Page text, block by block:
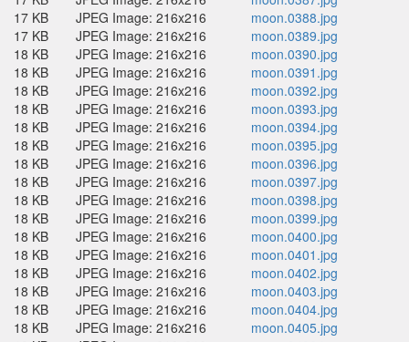
17 KB
JPEG Image: 216x216
moon.0388.jpg
17 KB
JPEG Image: 216x216
moon.0389.jpg
18 KB
JPEG Image: 216x216
moon.0390.jpg
18 KB
JPEG Image: 216x216
moon.0391.jpg
18 KB
JPEG Image: 216x216
moon.0392.jpg
18 KB
JPEG Image: 216x216
moon.0393.jpg
18 KB
JPEG Image: 216x216
moon.0394.jpg
18 KB
JPEG Image: 216x216
moon.0395.jpg
18 KB
JPEG Image: 216x216
moon.0396.jpg
18 KB
JPEG Image: 216x216
moon.0397.jpg
18 KB
JPEG Image: 216x216
moon.0398.jpg
18 KB
JPEG Image: 216x216
moon.0399.jpg
18 KB
JPEG Image: 216x216
moon.0400.jpg
18 KB
JPEG Image: 216x216
moon.0401.jpg
18 KB
JPEG Image: 216x216
moon.0402.jpg
18 KB
JPEG Image: 216x216
moon.0403.jpg
18 KB
JPEG Image: 216x216
moon.0404.jpg
18 KB
JPEG Image: 216x216
moon.0405.jpg